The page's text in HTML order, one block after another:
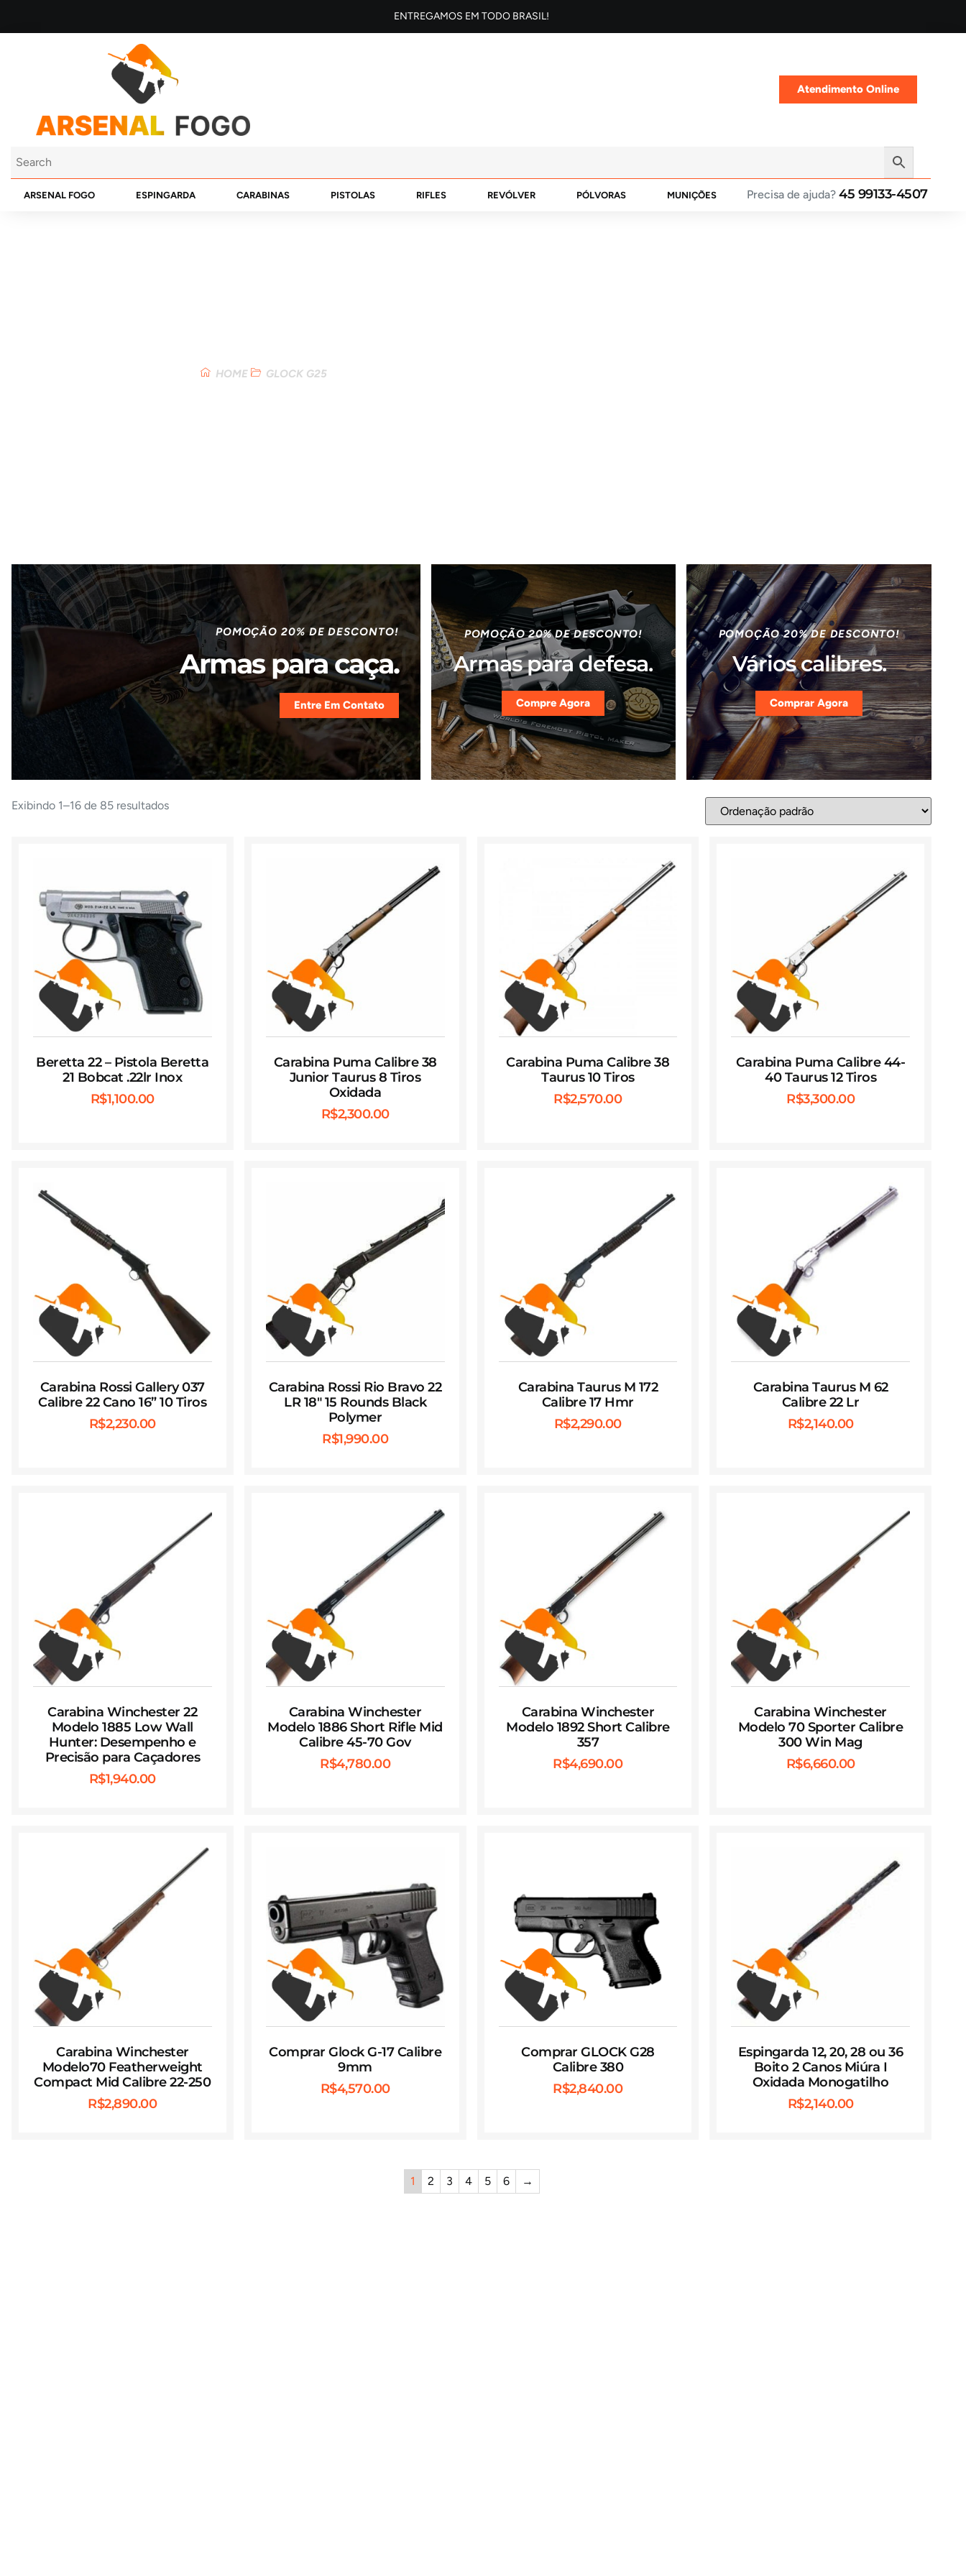
ENTREGAMOS EM TODO BRASIL!
Atendimento Online
ARSENAL FOGO ESPINGARDA CARABINAS PISTOLAS RIFLES REVÓLVER PÓLVORAS MUNIÇÕES Precisa de ajuda? 45 99133-4507
HOME GLOCK G25
POMOÇÃO 20% DE DESCONTO!
Armas para caça.
Entre Em Contato
POMOÇÃO 20% DE DESCONTO!
Armas para defesa.
Compre Agora
POMOÇÃO 20% DE DESCONTO!
Vários calibres.
Comprar Agora
Exibindo 1–16 de 85 resultados
Beretta 22 – Pistola Beretta
21 Bobcat .22lr Inox
R$1,100.00
Carabina Puma Calibre 38
Junior Taurus 8 Tiros
Oxidada
R$2,300.00
Carabina Puma Calibre 38
Taurus 10 Tiros
R$2,570.00
Carabina Puma Calibre 44-
40 Taurus 12 Tiros
R$3,300.00
Carabina Rossi Gallery 037
Calibre 22 Cano 16” 10 Tiros
R$2,230.00
Carabina Rossi Rio Bravo 22
LR 18″ 15 Rounds Black
Polymer
R$1,990.00
Carabina Taurus M 172
Calibre 17 Hmr
R$2,290.00
Carabina Taurus M 62
Calibre 22 Lr
R$2,140.00
Carabina Winchester 22
Modelo 1885 Low Wall
Hunter: Desempenho e
Precisão para Caçadores
R$1,940.00
Carabina Winchester
Modelo 1886 Short Rifle Mid
Calibre 45-70 Gov
R$4,780.00
Carabina Winchester
Modelo 1892 Short Calibre
357
R$4,690.00
Carabina Winchester
Modelo 70 Sporter Calibre
300 Win Mag
R$6,660.00
Carabina Winchester
Modelo70 Featherweight
Compact Mid Calibre 22-250
R$2,890.00
Comprar Glock G-17 Calibre
9mm
R$4,570.00
Comprar GLOCK G28
Calibre 380
R$2,840.00
Espingarda 12, 20, 28 ou 36
Boito 2 Canos Miúra I
Oxidada Monogatilho
R$2,140.00
1 2 3 4 5 6 →